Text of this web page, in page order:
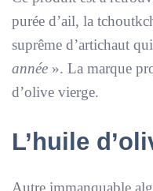
purée d’ail, la
suprême d’artichaut
année ». La marque
d’olive vierge.
L’huile
Autre immanquable